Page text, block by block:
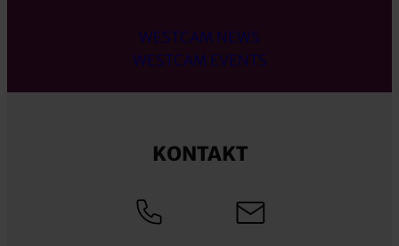
WESTCAM NEWS
WESTCAM EVENTS
KONTAKT